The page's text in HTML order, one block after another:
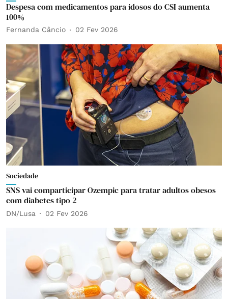
Despesa com medicamentos para idosos do CSI aumenta
100%
Fernanda Câncio 02 Fev 2026
Sociedade
SNS vai comparticipar Ozempic para tratar adultos obesos
com diabetes tipo 2
DN/Lusa 02 Fev 2026